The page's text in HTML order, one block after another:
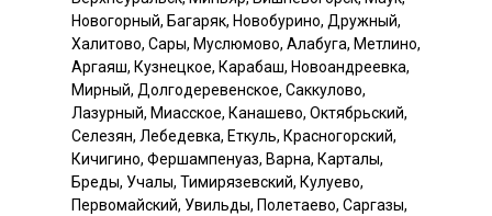
Новогорный, Багаряк, Новобурино, Дружный,
Халитово, Сары, Муслюмово, Алабуга, Метлино,
Аргаяш, Кузнецкое, Карабаш, Новоандреевка,
Мирный, Долгодеревенское, Саккулово,
Лазурный, Миасское, Канашево, Октябрьский,
Селезян, Лебедевка, Еткуль, Красногорский,
Кичигино, Фершампенуаз, Варна, Карталы,
Бреды, Учалы, Тимирязевский, Кулуево,
Первомайский, Увильды, Полетаево, Саргазы,